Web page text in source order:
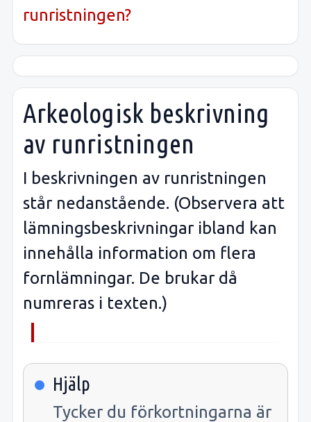
runristningen?
Arkeologisk beskrivning
av runristningen
I beskrivningen av runristningen
står nedanstående. (Observera att
lämningsbeskrivningar ibland kan
innehålla information om flera
fornlämningar. De brukar då
numreras i texten.)
Hjälp
Tycker du förkortningarna är